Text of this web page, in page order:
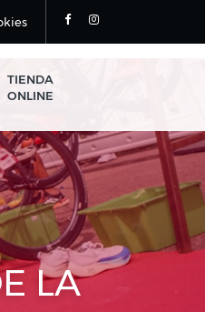
TIENDA
ONLINE
LA